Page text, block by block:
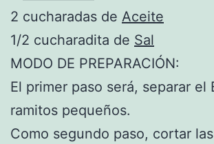
2 cucharadas de Aceite
1/2 cucharadita de Sal
MODO DE PREPARACIÓN:
El primer paso será, separar el
ramitos pequeños.
Como segundo paso, cortar